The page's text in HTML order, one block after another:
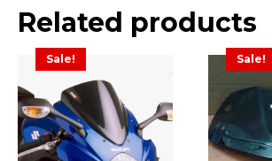
Related products
Sale! Sale!